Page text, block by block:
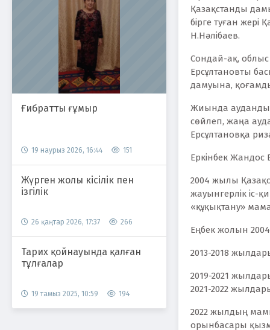
Ғибратты ғұмыр
19 наурыз 2026, 16:44 151
Жүрген жолы кісілік пен
ізгілік
26 қаңтар 2026, 17:37 266
Тарих қойнауында қалған
тұлғалар
19 тамыз 2025, 10:59 194
Қазақстанды
бірге туған
Н.Нәлібаев.
Сондай-ақ, облыс
Ерсұлтановты
дамуына,
Жиында
сөйлеп, жаңа
Ерсұлтановқа
Еркінбек
2004 жылы
жауынгерлік іс-
«құқықтану»
Еңбек жолын
2013-2018
2019-2021
2021-2022
2022 жылдың
орынбасары